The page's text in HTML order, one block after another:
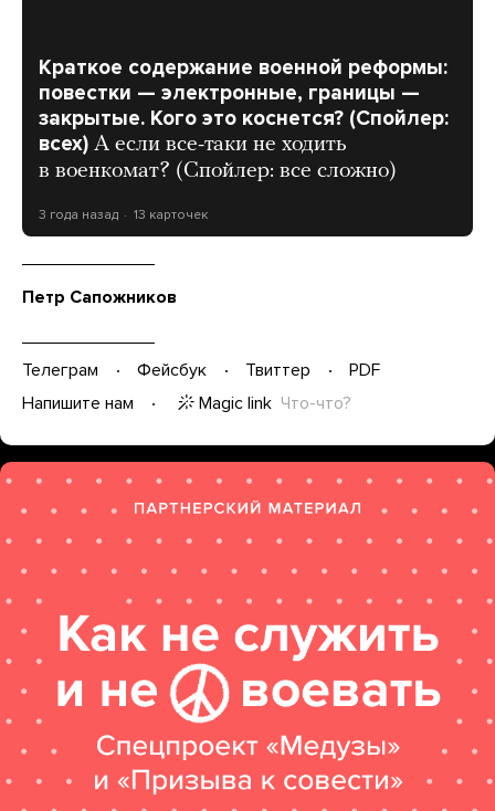
Краткое содержание военной реформы:
повестки — электронные, границы —
закрытые. Кого это коснется? (Спойлер:
всех) А если все-таки не ходить
в военкомат? (Спойлер: все сложно)
3 года назад 13 карточек
Петр Сапожников
Телеграм Фейсбук Твиттер
PDF
Напишите нам
Magic link Что-что?